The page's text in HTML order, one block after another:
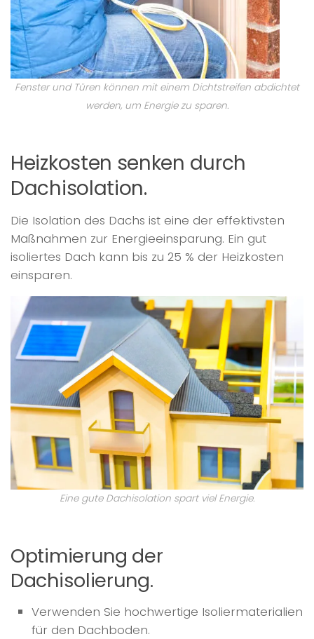
Fenster und Türen können mit einem Dichtstreifen abdichtet
werden, um Energie zu sparen.
Heizkosten senken durch
Dachisolation.
Die Isolation des Dachs ist eine der effektivsten
Maßnahmen zur Energieeinsparung. Ein gut
isoliertes Dach kann bis zu 25 % der Heizkosten
einsparen.
Eine gute Dachisolation spart viel Energie.
Optimierung der
Dachisolierung.
Verwenden Sie hochwertige Isoliermaterialien
für den Dachboden.